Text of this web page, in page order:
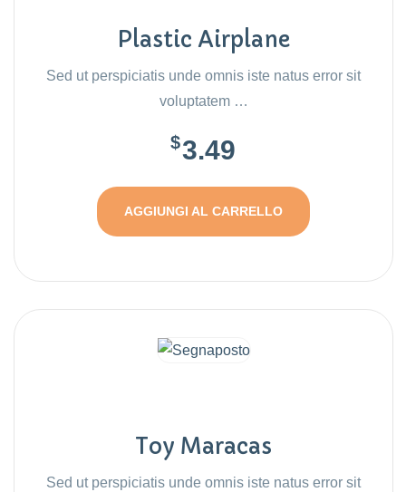
Plastic Airplane
Sed ut perspiciatis unde omnis iste natus error sit
voluptatem …
$3.49
AGGIUNGI AL CARRELLO
Toy Maracas
Sed ut perspiciatis unde omnis iste natus error sit